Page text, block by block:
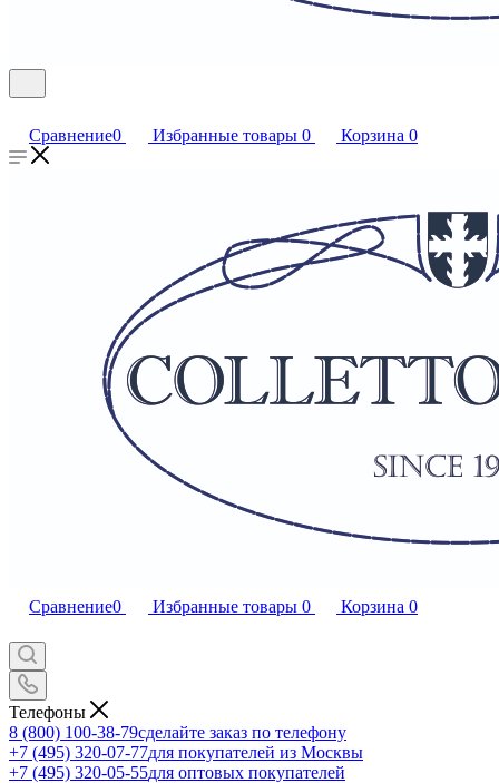
Сравнение0 Избранные товары 0 Корзина 0
Сравнение0 Избранные товары 0 Корзина 0
Телефоны
8 (800) 100-38-79сделайте заказ по телефону
+7 (495) 320-07-77для покупателей из Москвы
+7 (495) 320-05-55для оптовых покупателей